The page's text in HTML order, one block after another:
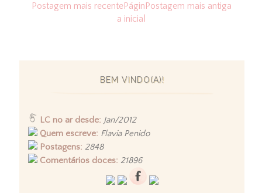
Postagem mais recente Postagem mais antiga
Págin
a inicial
BEM VINDO(A)!
LC no ar desde: Jan/2012
Quem escreve: Flavia Penido
Postagens: 2848
Comentários doces: 21896